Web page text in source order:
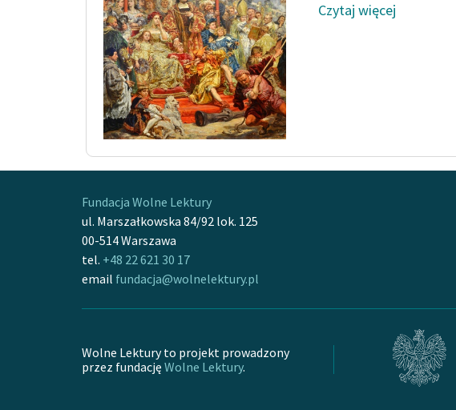
Czytaj więcej
Fundacja Wolne Lektury
ul. Marszałkowska 84/92 lok. 125
00-514 Warszawa
tel. +48 22 621 30 17
email fundacja@wolnelektury.pl
Wolne Lektury to projekt prowadzony
przez fundację Wolne Lektury.